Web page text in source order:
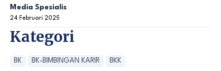
Media Spesialis
24 Februari 2025
Kategori
BK BK-BIMBINGAN KARIR BKK